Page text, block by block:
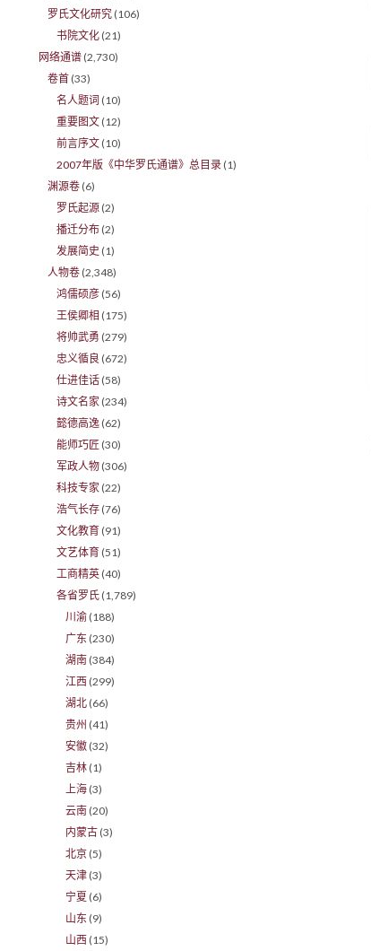
罗氏文化研究 (106)
书院文化 (21)
网络通谱 (2,730)
卷首 (33)
名人题词 (10)
重要图文 (12)
前言序文 (10)
2007年版《中华罗氏通谱》总目录 (1)
渊源卷 (6)
罗氏起源 (2)
播迁分布 (2)
发展简史 (1)
人物卷 (2,348)
鸿儒硕彦 (56)
王侯卿相 (175)
将帅武勇 (279)
忠义循良 (672)
仕进佳话 (58)
诗文名家 (234)
懿德高逸 (62)
能师巧匠 (30)
军政人物 (306)
科技专家 (22)
浩气长存 (76)
文化教育 (91)
文艺体育 (51)
工商精英 (40)
各省罗氏 (1,789)
川渝 (188)
广东 (230)
湖南 (384)
江西 (299)
湖北 (66)
贵州 (41)
安徽 (32)
吉林 (1)
上海 (3)
云南 (20)
内蒙古 (3)
北京 (5)
天津 (3)
宁夏 (6)
山东 (9)
山西 (15)